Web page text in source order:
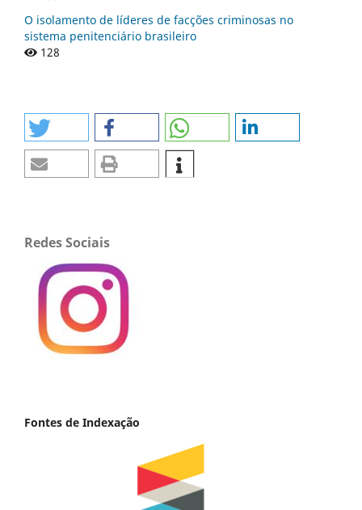
O isolamento de líderes de facções criminosas no
sistema penitenciário brasileiro
128
Redes Sociais
Fontes de Indexação